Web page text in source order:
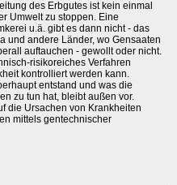
des Erbgutes ist kein einmal
Umwelt zu stoppen. Eine
u.ä. gibt es dann nicht - das
und andere Länder, wo Gensaaten
auftauchen - gewollt oder nicht.
risikoreiches Verfahren
kontrolliert werden kann.
entstand und was die
zu tun hat, bleibt außen vor.
die Ursachen von Krankheiten
mittels gentechnischer